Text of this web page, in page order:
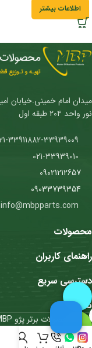
اطلاعات بیشتر
میدان امام خمینی.خیابان
نور واحد ۲۰۴ طبقه اول
09021212657
09033739354
محصولات
راهنمای کاربران
دسترسی سریع
نمادها
محصولات برتر پژو MBP